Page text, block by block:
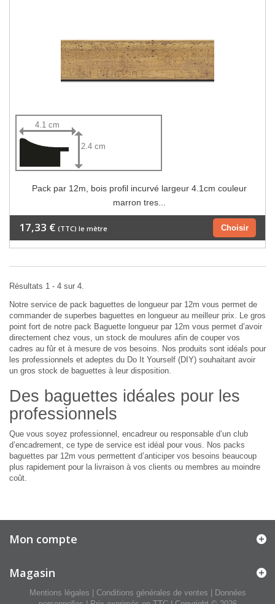
4.1 cm
2.4 cm
Pack par 12m, bois profil incurvé largeur 4.1cm couleur
marron tres...
Choisir
17,33 € (TTC) le mètre
Résultats 1 - 4 sur 4.
Notre service de pack baguettes de longueur par 12m vous permet de
commander de superbes baguettes en longueur au meilleur prix. Le gros
point fort de notre pack Baguette longueur par 12m vous permet d’avoir
directement chez vous, un stock de moulures afin de couper vos
cadres au fûr et à mesure de vos besoins. Nos produits sont idéals pour
les professionnels et adeptes du Do It Yourself (DIY) souhaitant avoir
un gros stock de baguettes à leur disposition.
Des baguettes idéales pour les
professionnels
Que vous soyez professionnel, encadreur ou responsable d’un club
d’encadrement, ce type de service est idéal pour vous. Nos packs
baguettes par 12m vous permettent d’anticiper vos besoins beaucoup
plus rapidement pour la livraison à vos clients ou membres au moindre
coût.
Mon compte
Magasin
Mentions légales Conditions générales de ventes
Données